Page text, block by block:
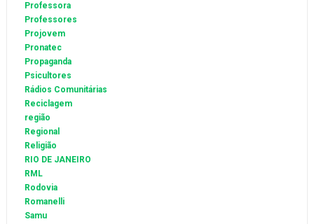
Professora
Professores
Projovem
Pronatec
Propaganda
Psicultores
Rádios Comunitárias
Reciclagem
região
Regional
Religião
RIO DE JANEIRO
RML
Rodovia
Romanelli
Samu